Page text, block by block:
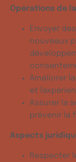
Opérations de
Envoyer
nouveaux
Améliorer
et
Assurer la
prévenir la
Aspects
Respecter